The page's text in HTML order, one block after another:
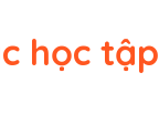
học tập